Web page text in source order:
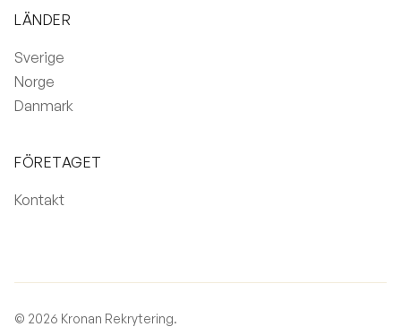
LÄNDER
Sverige
Norge
Danmark
FÖRETAGET
Kontakt
© 2026 Kronan Rekrytering.